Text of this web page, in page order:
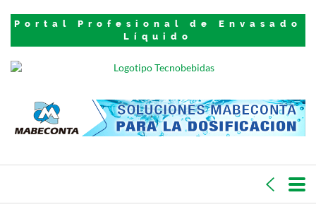
Portal Profesional de Envasado
Líquido